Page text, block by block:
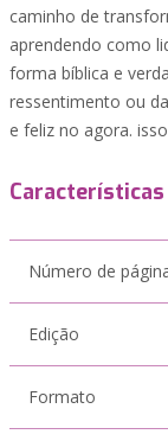
caminho de
aprendendo como
forma bíblica e
ressentimento ou
e feliz no agora.
Características
Número de
Edição
Formato